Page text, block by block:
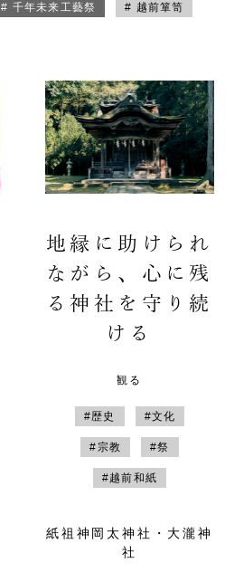
# 千年未来工藝祭 # 越前箪笥
地縁に助けられ
ながら、心に残
る神社を守り続
ける
観る
#歴史 #文化
#宗教 #祭
#越前和紙
紙祖神岡太神社・大瀧神
社